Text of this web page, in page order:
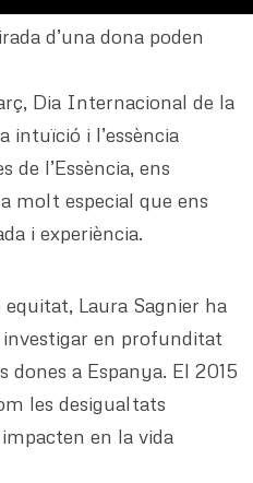
d’una dona poden
Dia Internacional de la
intuïció i l’essència
de l’Essència, ens
molt especial que ens
i experiència.
Laura Sagnier ha
en profunditat
a Espanya. El 2015
les desigualtats
en la vida